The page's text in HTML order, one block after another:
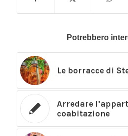
Potrebbero
Le borracce di
Arredare
coabitazione